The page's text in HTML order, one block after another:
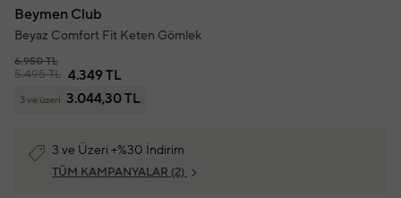
Beymen Club
Beyaz Comfort Fit Keten Gömlek
6.950 TL
5.495 TL 4.349 TL
3 ve üzeri 3.044,30 TL
3 ve Üzeri +%30 İndirim
TÜM KAMPANYALAR (2)